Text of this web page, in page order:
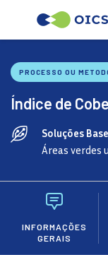
PROCESSO OU
Índice de
Soluções
Áreas verdes
INFORMAÇÕES
GERAIS